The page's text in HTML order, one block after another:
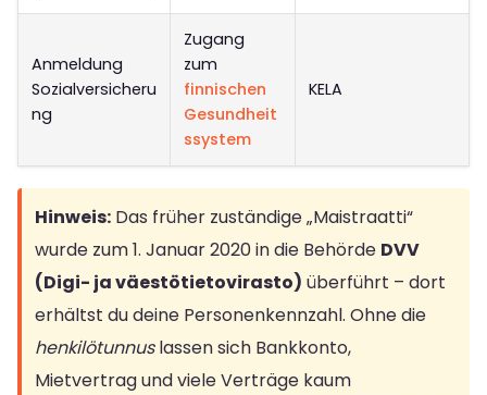
Anmeldung
Sozialversicheru
ng
Zugang
zum
finnischen
Gesundheit
ssystem
KELA
Hinweis: Das früher zuständige „Maistraatti“
wurde zum 1. Januar 2020 in die Behörde DVV
(Digi- ja väestötietovirasto) überführt – dort
erhältst du deine Personenkennzahl. Ohne die
henkilötunnuslassen sich Bankkonto,
Mietvertrag und viele Verträge kaum